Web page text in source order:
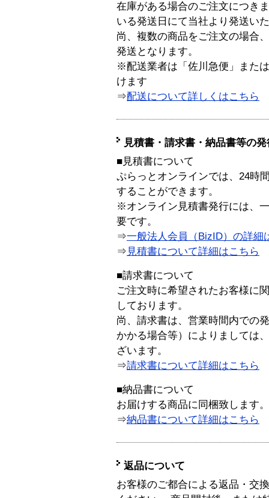
在庫がある場合のご注文につき
いる発送日にて当社より発送い
尚、複数の商品をご注文の場合
発送となります。
※配送業者は「佐川急便」また
けます
⇒配送について詳しくはこちら
見積書・請求書・納品書等の
■見積書について
ぷらっとオンラインでは、24時
することができます。
※オンライン見積書発行には、
要です。
⇒一般法人会員（BizID）の詳細
⇒ 見積書について詳細はこちら
■請求書について
ご注文時に希望されたお客様に
しております。
尚、請求書は、営業時間内での
かかる場合等）によりましては
ざいます。
⇒請求書について詳細はこちら
■納品書について
お届けする商品に同梱致します。
⇒納品書について詳細はこちら
返品について
お客様のご都合による返品・交